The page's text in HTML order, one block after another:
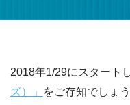
2018年1/29にスタート
ズ）」
をご存知でしょ